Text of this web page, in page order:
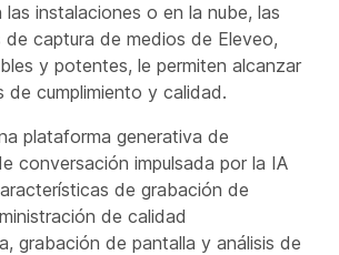
instalaciones o en la nube, las
de captura de medios de Eleveo,
y potentes, le permiten alcanzar
de cumplimiento y calidad.
plataforma generativa de
conversación impulsada por la IA
de grabación de
de calidad
grabación de pantalla y análisis de